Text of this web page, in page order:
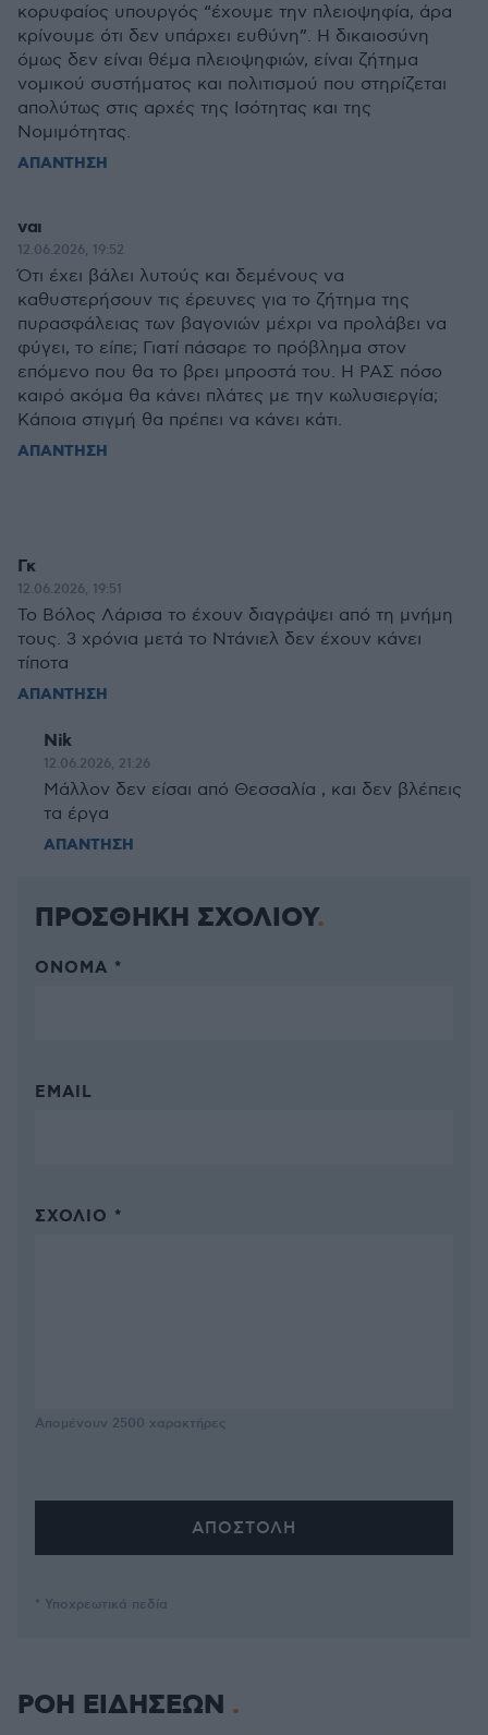
κορυφαίος υπουργός “έχουμε την πλειοψηφία, άρα
κρίνουμε ότι δεν υπάρχει ευθύνη”. Η δικαιοσύνη
όμως δεν είναι θέμα πλειοψηφιών, είναι ζήτημα
νομικού συστήματος και πολιτισμού που στηρίζεται
απολύτως στις αρχές της Ισότητας και της
Νομιμότητας.
ΑΠΑΝΤΗΣΗ
ναι
12.06.2026, 19:52
Ότι έχει βάλει λυτούς και δεμένους να
καθυστερήσουν τις έρευνες για το ζήτημα της
πυρασφάλειας των βαγονιών μέχρι να προλάβει να
φύγει, το είπε; Γιατί πάσαρε το πρόβλημα στον
επόμενο που θα το βρει μπροστά του. Η ΡΑΣ πόσο
καιρό ακόμα θα κάνει πλάτες με την κωλυσιεργία;
Κάποια στιγμή θα πρέπει να κάνει κάτι.
ΑΠΑΝΤΗΣΗ
Γκ
12.06.2026, 19:51
Το Βόλος Λάρισα το έχουν διαγράψει από τη μνήμη
τους. 3 χρόνια μετά το Ντάνιελ δεν έχουν κάνει
τίποτα
ΑΠΑΝΤΗΣΗ
Nik
12.06.2026, 21:26
Μάλλον δεν είσαι από Θεσσαλία , και δεν βλέπεις
τα έργα
ΑΠΑΝΤΗΣΗ
ΠΡΟΣΘΗΚΗ ΣΧΟΛΙΟΥ
ΌΝΟΜΑ *
EMAIL
ΣΧΌΛΙΟ *
Απομένουν 2500 χαρακτήρες
* Υποχρεωτικά πεδία
ΡΟΗ ΕΙΔΗΣΕΩΝ